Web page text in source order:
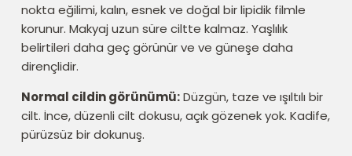
nokta eğilimi, kalın, esnek ve doğal bir lipidik filmle
korunur. Makyaj uzun süre ciltte kalmaz. Yaşlılık
belirtileri daha geç görünür ve ve güneşe daha
dirençlidir.
Normal cildin görünümü:Düzgün, taze ve ışıltılı bir
cilt. İnce, düzenli cilt dokusu, açık gözenek yok. Kadife,
pürüzsüz bir dokunuş.